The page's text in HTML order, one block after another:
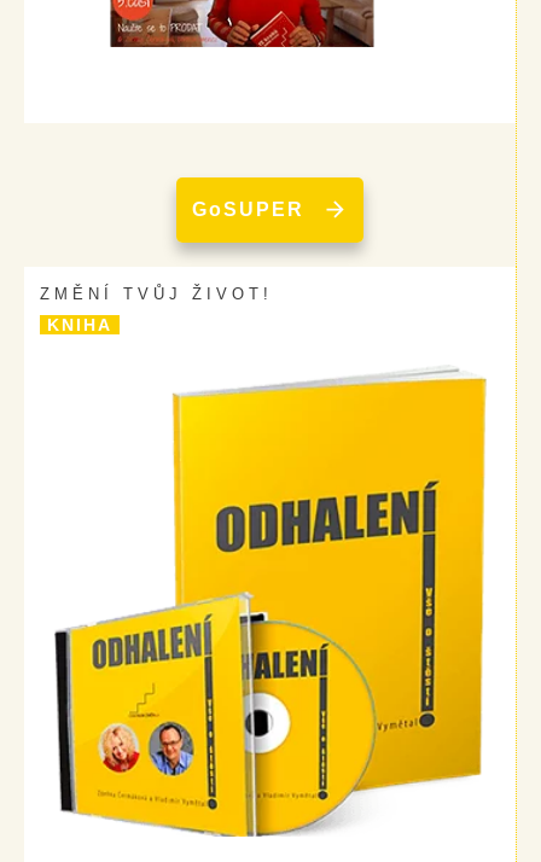
GoSUPER
ZMĚNÍ TVŮJ ŽIVOT!
KNIHA